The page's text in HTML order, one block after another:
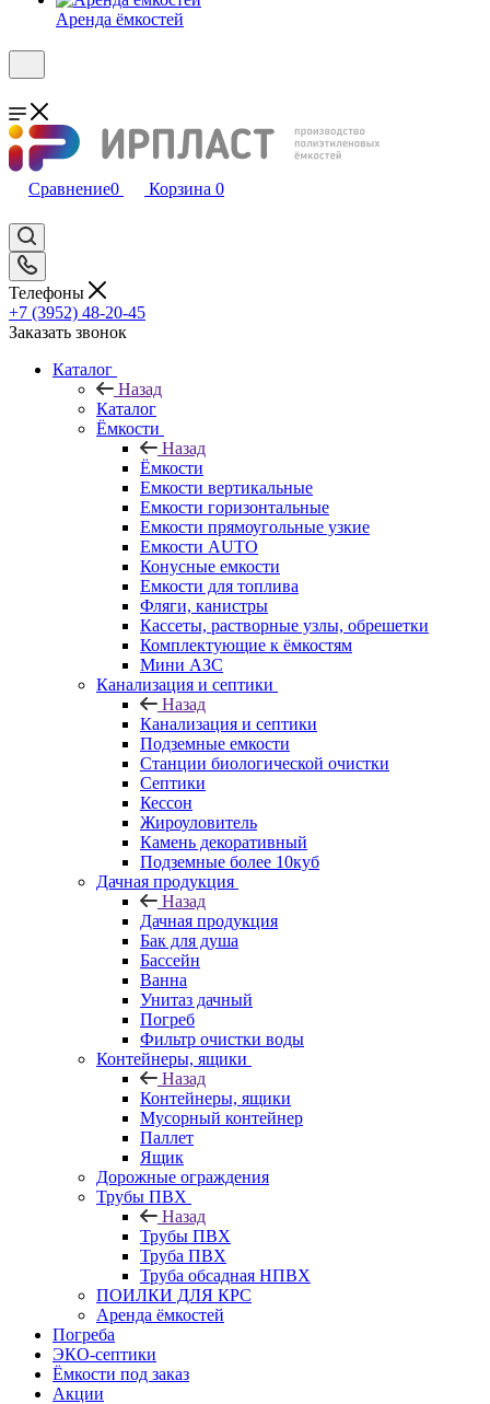
Аренда ёмкостей
Сравнение0 Корзина 0
Телефоны
+7 (3952) 48-20-45
Заказать звонок
Каталог
Назад
Каталог
Ёмкости
Назад
Ёмкости
Емкости вертикальные
Емкости горизонтальные
Емкости прямоугольные узкие
Емкости АUТО
Конусные емкости
Емкости для топлива
Фляги, канистры
Кассеты, растворные узлы, обрешетки
Комплектующие к ёмкостям
Мини АЗС
Канализация и септики
Назад
Канализация и септики
Подземные емкости
Станции биологической очистки
Септики
Кессон
Жироуловитель
Камень декоративный
Подземные более 10куб
Дачная продукция
Назад
Дачная продукция
Бак для душа
Бассейн
Ванна
Унитаз дачный
Погреб
Фильтр очистки воды
Контейнеры, ящики
Назад
Контейнеры, ящики
Мусорный контейнер
Паллет
Ящик
Дорожные ограждения
Трубы ПВХ
Назад
Трубы ПВХ
Труба ПВХ
Труба обсадная НПВХ
ПОИЛКИ ДЛЯ КРС
Аренда ёмкостей
Погреба
ЭКО-септики
Ёмкости под заказ
Акции